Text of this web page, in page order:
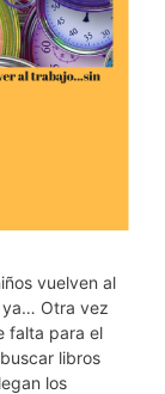
vuelven al
ya… Otra vez
falta para el
libros
los